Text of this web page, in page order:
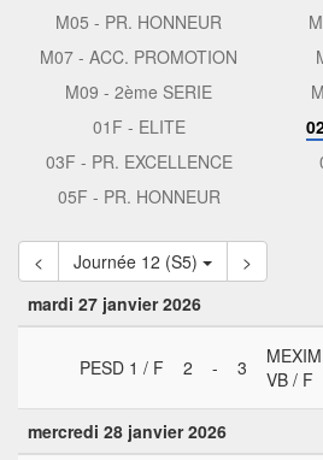
M05 - PR. HONNEUR
M07 - ACC. PROMOTION
M09 - 2ème SERIE
01F - ELITE
03F - PR. EXCELLENCE
05F - PR. HONNEUR
< Journée 12 (S5)
>
mardi 27 janvier 2026
PESD 1 / F 2 - 3
VB / F
mercredi 28 janvier 2026